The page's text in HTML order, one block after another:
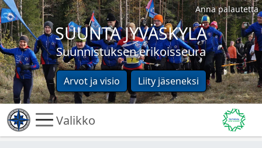
SUUNTA JYVÄSKYLÄ
Suunnistuksen erikoisseura
Arvot ja visio Liity jäseneksi
Anna palautetta
Valikko